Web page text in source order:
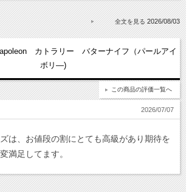
2026/08/03
カトラリー バターナイフ（パールアイ
ボリ―)
この商品の評価一覧へ
2026/07/07
は、お値段の割にとても高級があり期待を
満足してます。